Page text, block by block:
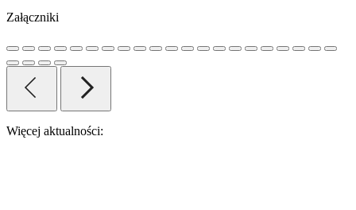
Załączniki
Więcej aktualności: